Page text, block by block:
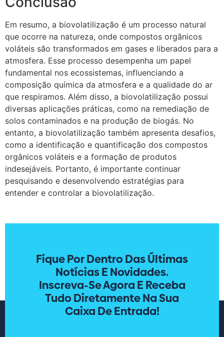
Em resumo, a biovolatilização é um processo natural
que ocorre na natureza, onde compostos orgânicos
voláteis são transformados em gases e liberados para a
atmosfera. Esse processo desempenha um papel
fundamental nos ecossistemas, influenciando a
composição química da atmosfera e a qualidade do ar
que respiramos. Além disso, a biovolatilização possui
diversas aplicações práticas, como na remediação de
solos contaminados e na produção de biogás. No
entanto, a biovolatilização também apresenta desafios,
como a identificação e quantificação dos compostos
orgânicos voláteis e a formação de produtos
indesejáveis. Portanto, é importante continuar
pesquisando e desenvolvendo estratégias para
entender e controlar a biovolatilização.
Fique Por Dentro Das Últimas
Notícias E Novidades.
Inscreva-Se Agora E Receba
Tudo Diretamente Na Sua
Caixa De Entrada!